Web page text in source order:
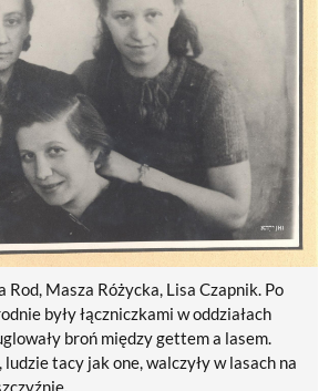
Rod, Masza Różycka, Lisa Czapnik. Po
były łączniczkami w oddziałach
broń między gettem a lasem.
tacy jak one, walczyły w lasach na